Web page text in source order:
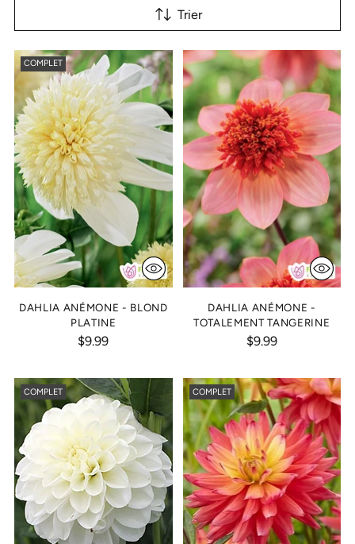
Trier
COMPLET
DAHLIA ANÉMONE - BLOND
PLATINE
$9.99
DAHLIA ANÉMONE -
TOTALEMENT TANGERINE
$9.99
COMPLET COMPLET